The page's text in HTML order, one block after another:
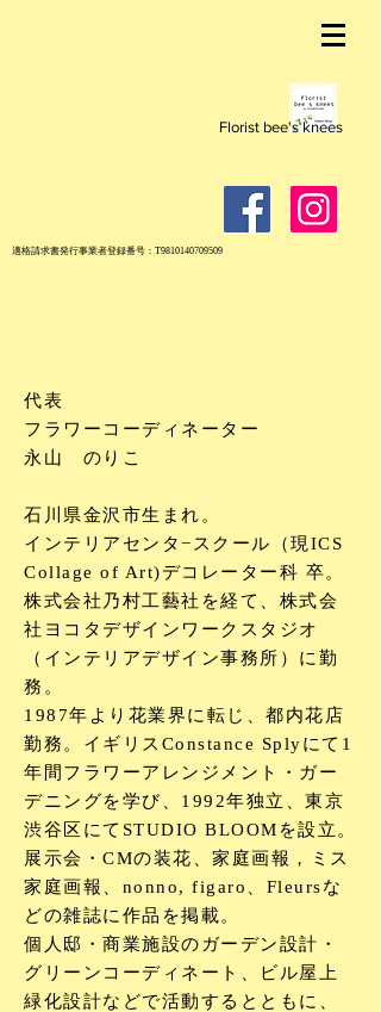
Florist bee's knees
適格請求書発行事業者登録番号：T9810140709509
代表
フラワーコーディネーター
永山 のりこ
石川県金沢市生まれ。
インテリアセンタ−スクール（現ICS
Collage of Art)デコレーター科 卒。
株式会社乃村工藝社を経て、株式会
社ヨコタデザインワークスタジオ
（インテリアデザイン事務所）に勤
務。
1987年より花業界に転じ、都内花店
勤務。イギリスConstance Splyにて1
年間フラワーアレンジメント・ ガー
デニングを学び、1992年独立、東京
渋谷区にてSTUDIO BLOOMを設立。
展示会・CMの装花、家庭画報，ミス
家庭画報、nonno, figaro、Fleursな
どの雑誌に作品を掲載。
個人邸・商業施設のガーデン設計・
グリーンコーディネート、ビル屋上
緑化設計などで活動するとともに、